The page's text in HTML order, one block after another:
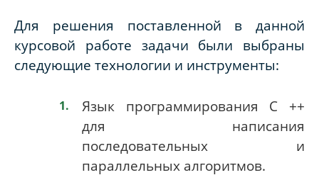
Для решения поставленной в данной
курсовой работе задачи были выбраны
следующие технологии и инструменты:
Язык программирования C ++
для написания
последовательных и
параллельных алгоритмов.